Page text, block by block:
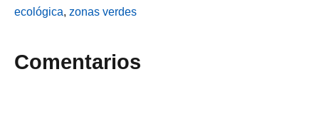
ecológica, zonas verdes
Interacciones
Comentarios